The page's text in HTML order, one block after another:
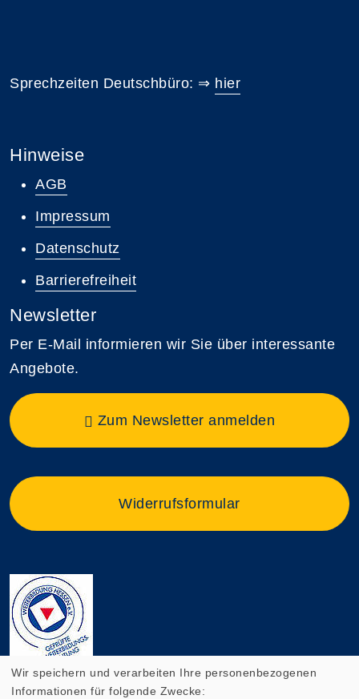
Sprechzeiten Deutschbüro: ⇒ hier
Hinweise
AGB
Impressum
Datenschutz
Barrierefreiheit
Newsletter
Per E-Mail informieren wir Sie über interessante
Angebote.
Zum Newsletter anmelden
Widerrufsformular
Wir speichern und verarbeiten Ihre personenbezogenen
Informationen für folgende Zwecke: